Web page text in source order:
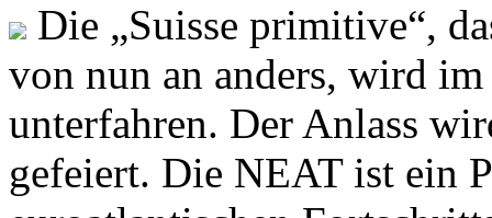
Die „Suisse primitive“,
von nun an anders, wird
unterfahren. Der Anlass
gefeiert. Die NEAT ist ein